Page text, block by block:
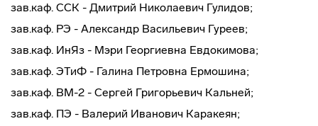
зав.каф. ССК - Дмитрий Николаевич Гулидов;
зав.каф. РЭ - Александр Васильевич Гуреев;
зав.каф. ИнЯз - Мэри Георгиевна Евдокимова;
зав.каф. ЭТиФ - Галина Петровна Ермошина;
зав.каф. ВМ-2 - Сергей Григорьевич Кальней;
зав.каф. ПЭ - Валерий Иванович Каракеян;